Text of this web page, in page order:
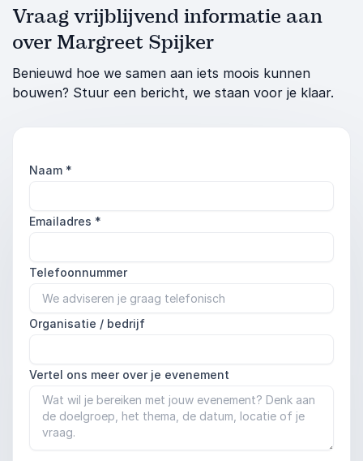
Vraag vrijblijvend informatie aan
over Margreet Spijker
Benieuwd hoe we samen aan iets moois kunnen
bouwen? Stuur een bericht, we staan voor je klaar.
Naam *
Emailadres *
Telefoonnummer
Organisatie / bedrijf
Vertel ons meer over je evenement